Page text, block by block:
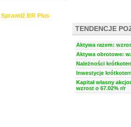
TENDENCJE
Aktywa razem:
Aktywa obrotowe:
Należności
Inwestycje
Kapitał własny
wzrost o 67.02% r/r
Sprawdź BR Plus